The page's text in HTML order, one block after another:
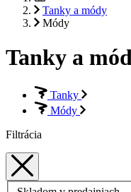
Tanky a módy
Módy
Tanky a
Tanky
Módy
Filtrácia